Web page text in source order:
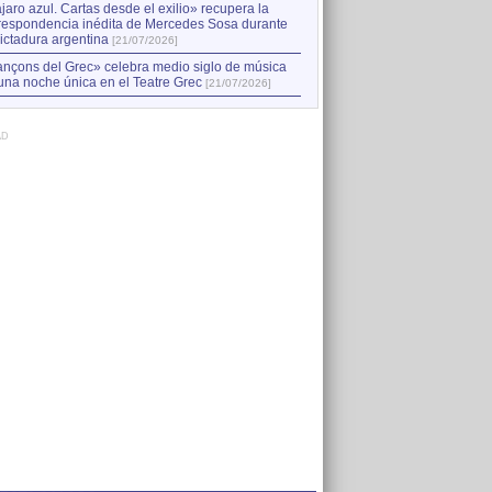
azul. Cartas desde el exilio» recupera la
inédita de Mercedes Sosa durante
argentina [21/07/2026]
del Grec» celebra medio siglo de música
noche única en el Teatre Grec [21/07/2026]